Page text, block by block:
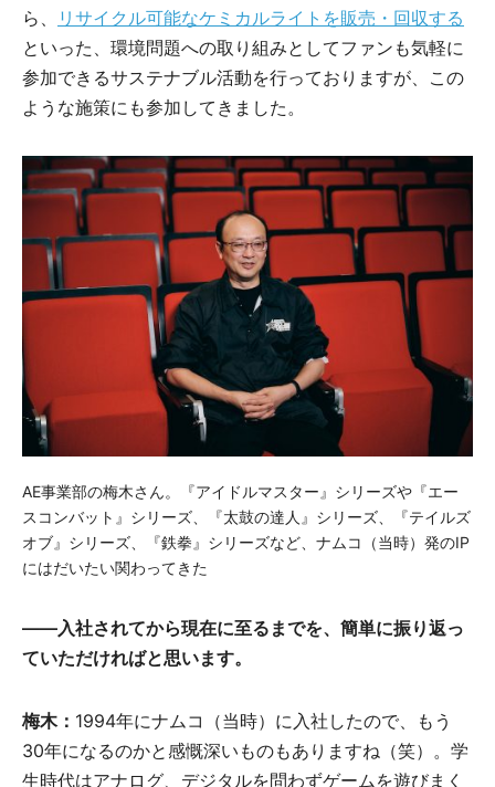
ら、
リサイクル可能なケミカルライトを販売・回収する
といった、環境問題への取り組みとしてファンも気軽に
参加できるサステナブル活動を行っておりますが、この
ような施策にも参加してきました。
AE事業部の梅木さん。『アイドルマスター』シリーズや『エー
スコンバット』シリーズ、『太鼓の達人』シリーズ、『テイルズ
オブ』シリーズ、『鉄拳』シリーズなど、ナムコ（当時）発のIP
にはだいたい関わってきた
――入社されてから現在に至るまでを、簡単に振り返っ
ていただければと思います。
梅木： 1994年にナムコ（当時）に入社したので、もう
30年になるのかと感慨深いものもありますね（笑）。学
生時代はアナログ、デジタルを問わずゲームを遊びまく